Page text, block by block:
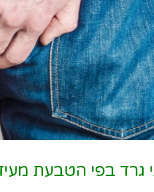
גרד בפי הטבעת